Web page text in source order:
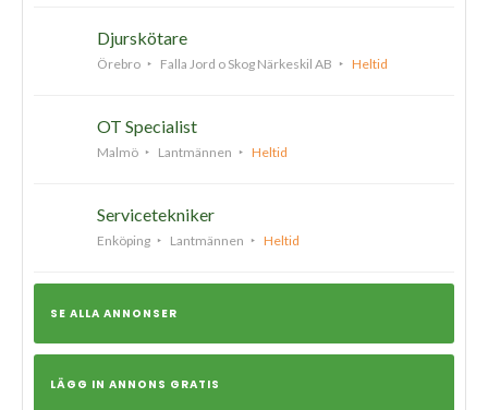
Djurskötare
Örebro Falla Jord o Skog Närkeskil AB Heltid
OT Specialist
Malmö Lantmännen Heltid
Servicetekniker
Enköping Lantmännen Heltid
SE ALLA ANNONSER
LÄGG IN ANNONS GRATIS